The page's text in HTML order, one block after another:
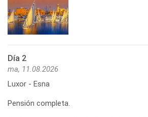
Día 2
ma, 11.08.2026
Luxor - Esna
Pensión completa.